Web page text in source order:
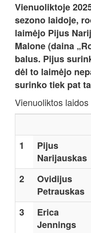
Vienuoliktoje
sezono laidoje,
laimėjo Pijus
Malone (daina
balus. Pijus
dėl to laimėjo
surinko tiek pat
Vienuoliktos
1
Pijus
Narijauskas
2
Ovidijus
Petrauskas
3
Erica
Jennings